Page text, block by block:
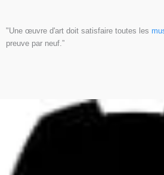
"Une œuvre d'art doit satisfaire toutes les
preuve par neuf.”